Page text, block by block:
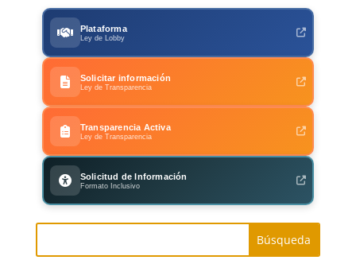
Plataforma
Ley de Lobby
Solicitar información
Ley de Transparencia
Transparencia Activa
Ley de Transparencia
Solicitud de Información
Formato Inclusivo